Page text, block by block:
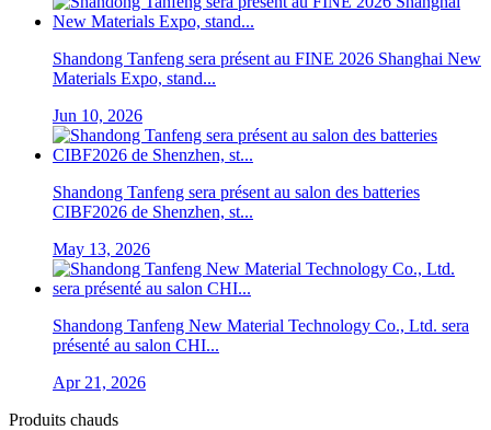
Shandong Tanfeng sera présent au FINE 2026 Shanghai New
Materials Expo, stand...
Jun 10, 2026
Shandong Tanfeng sera présent au salon des batteries
CIBF2026 de Shenzhen, st...
May 13, 2026
Shandong Tanfeng New Material Technology Co., Ltd. sera
présenté au salon CHI...
Apr 21, 2026
Produits chauds